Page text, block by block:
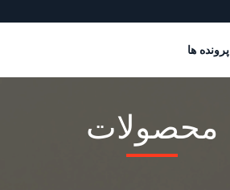
پرونده ها
محصولات